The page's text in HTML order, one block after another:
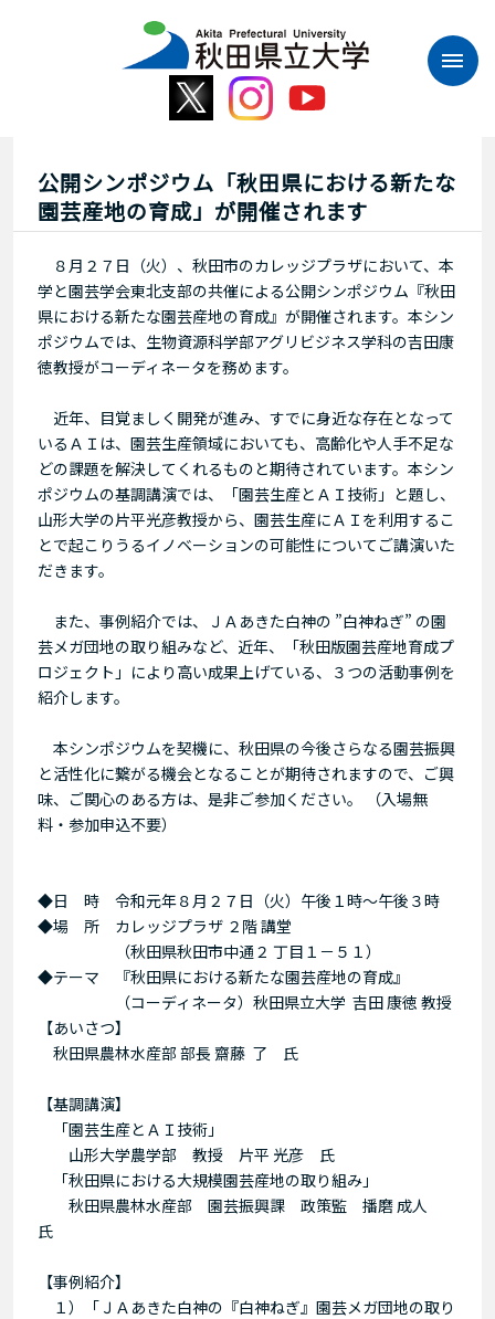
公開シンポジウム「秋田県における新たな
園芸産地の育成」が開催されます
８月２７日（火）、秋田市のカレッジプラザにおいて、本
学と園芸学会東北支部の共催による公開シンポジウム『秋田
県における新たな園芸産地の育成』が開催されます。本シン
ポジウムでは、生物資源科学部アグリビジネス学科の吉田康
徳教授がコーディネータを務めます。
近年、目覚ましく開発が進み、すでに身近な存在となって
いるＡＩは、園芸生産領域においても、高齢化や人手不足な
どの課題を解決してくれるものと期待されています。本シン
ポジウムの基調講演では、「園芸生産とＡＩ技術」と題し、
山形大学の片平光彦教授から、園芸生産にＡＩを利用するこ
とで起こりうるイノベーションの可能性についてご講演いた
だきます。
また、事例紹介では、ＪＡあきた白神の ”白神ねぎ” の園
芸メガ団地の取り組みなど、近年、「秋田版園芸産地育成プ
ロジェクト」により高い成果上げている、３つの活動事例を
紹介します。
本シンポジウムを契機に、秋田県の今後さらなる園芸振興
と活性化に繋がる機会となることが期待されますので、ご興
味、ご関心のある方は、是非ご参加ください。 （入場無
料・参加申込不要）
◆日 時 令和元年８月２７日（火）午後１時～午後３時
◆場 所 カレッジプラザ ２階 講堂
（秋田県秋田市中通２ 丁目１－５１）
◆テーマ 『秋田県における新たな園芸産地の育成』
（コーディネータ）秋田県立大学 吉田 康徳 教授
【あいさつ】
秋田県農林水産部 部長 齋藤 了 氏
【基調講演】
「園芸生産とＡＩ技術」
山形大学農学部 教授 片平 光彦 氏
「秋田県における大規模園芸産地の取り組み」
秋田県農林水産部 園芸振興課 政策監 播磨 成人
氏
【事例紹介】
１）「ＪＡあきた白神の『白神ねぎ』園芸メガ団地の取り